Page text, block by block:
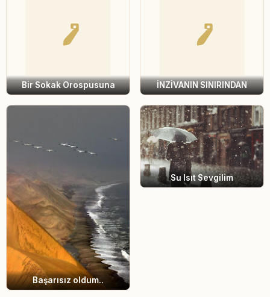
Bir Sokak Orospusuna İNZİVANIN SINIRINDAN
Başarısız oldum..
Su Isıt Sevgilim